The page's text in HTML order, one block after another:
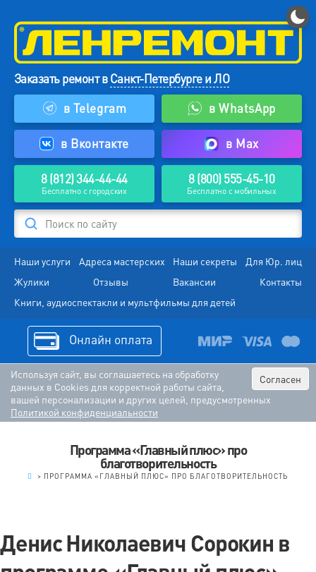
Заказать ремонт вСанкт-Петербурге и ЛО
в Telegram
в WhatsApp
в Вконтакте в Max
8 (812) 344-44-44
Бесплатно с городских
8 (800) 555-45-10
Бесплатно с мобильных
Поиск по сайту
Наши услуги Адреса мастерских Наши секреты
Для Юр. лиц
Жулики
Отзывы Вакансии
Контакты
Книги, аудиоспектакли и мультфильмы для детей
Онлайн оплата
Согласен
Используя сайт, вы соглашаетесь на обработку
данных в Cookies для корректной работы сайта,
вашей персонализации и других целей, предусмотренных
Политикой конфиденциальности
Программа «Главный плюс» про
благотворительность
> ПРОГРАММА «ГЛАВНЫЙ ПЛЮС» ПРО БЛАГОТВОРИТЕЛЬНОСТЬ
Денис Николаевич Сорокин в